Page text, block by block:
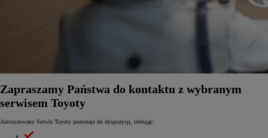
Zapraszamy Państwa do kontaktu z wybranym
serwisem Toyoty
Autoryzowany Serwis Toyoty pozostaje do dyspozycji, oferując: